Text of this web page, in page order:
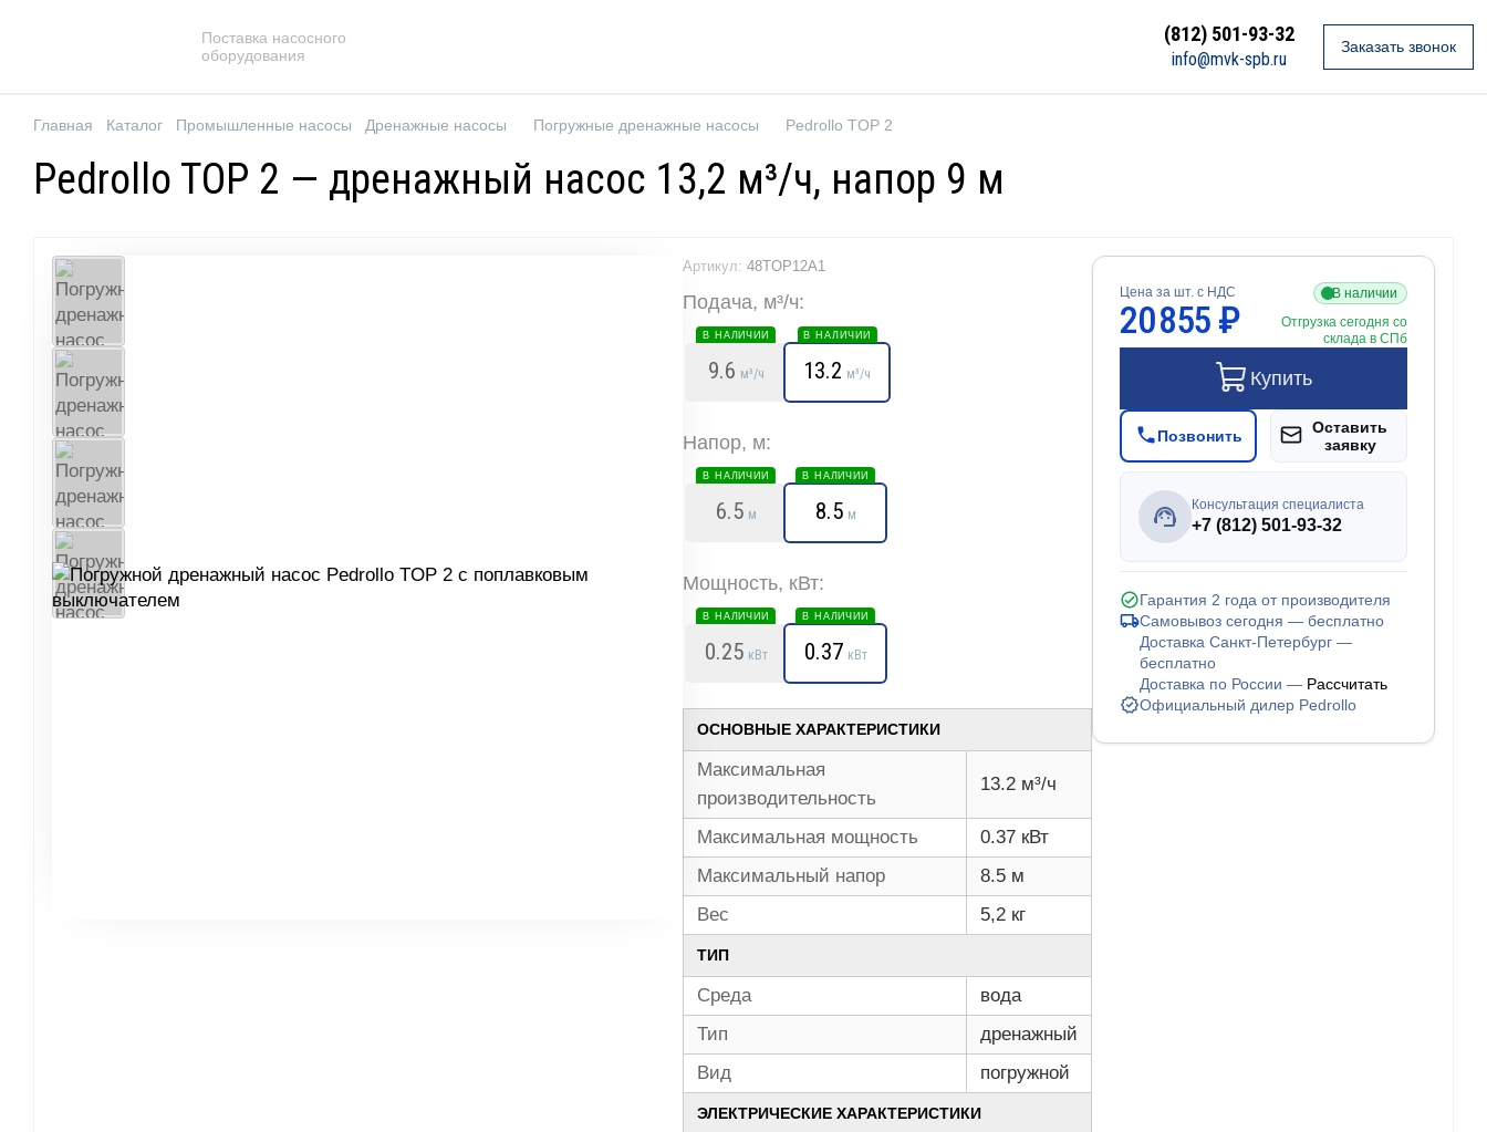
Поставка насосного
оборудования
(812) 501-93-32
info@mvk-spb.ru
Заказать звонок
Главная Каталог Промышленные насосы Дренажные насосы Погружные дренажные насосы Pedrollo TOP 2
Pedrollo TOP 2 — дренажный насос 13,2 м³/ч, напор 9 м
Артикул: 48TOP12A1
Подача, м³/ч:
9.6
В НАЛИЧИИ
м³/ч 13.2
В НАЛИЧИИ
м³/ч
Напор, м:
6.5
В НАЛИЧИИ
м 8.5
В НАЛИЧИИ
м
Мощность, кВт:
0.25
В НАЛИЧИИ
кВт 0.37
В НАЛИЧИИ
кВт
ОСНОВНЫЕ ХАРАКТЕРИСТИКИ
Максимальная
производительность
13.2 м³/ч
Максимальная мощность
0.37 кВт
Максимальный напор
8.5 м
Вес
5,2 кг
ТИП
Среда
вода
Тип
дренажный
Вид
погружной
ЭЛЕКТРИЧЕСКИЕ ХАРАКТЕРИСТИКИ
Цена за шт. с НДС
20 855 ₽
В наличии
Отгрузка сегодня со
склада в СПб
Купить
Позвонить
Оставить
заявку
Консультация специалиста
+7 (812) 501-93-32
Гарантия 2 года от производителя
Самовывоз сегодня — бесплатно
Доставка Санкт-Петербург —
бесплатно
Доставка по России — Рассчитать
Официальный дилер Pedrollo